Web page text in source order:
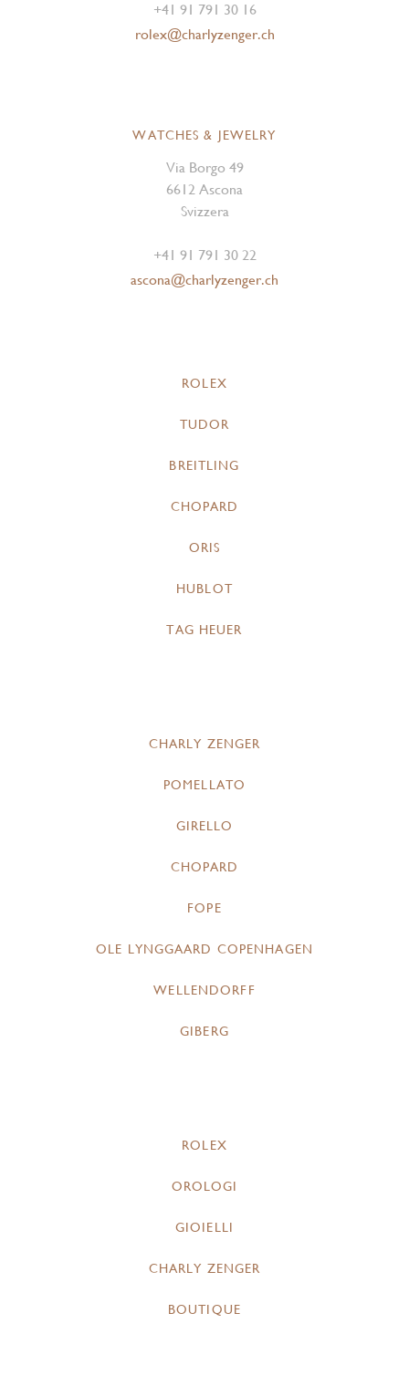
+41 91 791 30 16
rolex@charlyzenger.ch
WATCHES & JEWELRY
Via Borgo 49
6612 Ascona
Svizzera
+41 91 791 30 22
ascona@charlyzenger.ch
ROLEX
TUDOR
BREITLING
CHOPARD
ORIS
HUBLOT
TAG HEUER
CHARLY ZENGER
POMELLATO
GIRELLO
CHOPARD
FOPE
OLE LYNGGAARD COPENHAGEN
WELLENDORFF
GIBERG
ROLEX
OROLOGI
GIOIELLI
CHARLY ZENGER
BOUTIQUE